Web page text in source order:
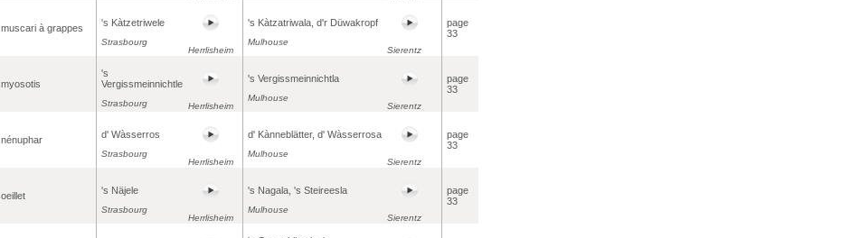
muscari à grappes 's Kàtzetriwele
Strasbourg
Herrlisheim
's Kàtzatriwala, d'r Düwakropf
Mulhouse
Sierentz
page
33
myosotis
's
Vergissmeinnichtle
Strasbourg Herrlisheim
's Vergissmeinnichtla
Mulhouse
Sierentz
page
33
nénuphar d' Wàsserros
Strasbourg
Herrlisheim
d' Kànneblätter, d' Wàsserrosa
Mulhouse
Sierentz
page
33
oeillet 's Näjele
Strasbourg
Herrlisheim
's Nagala, 's Steireesla
Mulhouse
Sierentz
page
33